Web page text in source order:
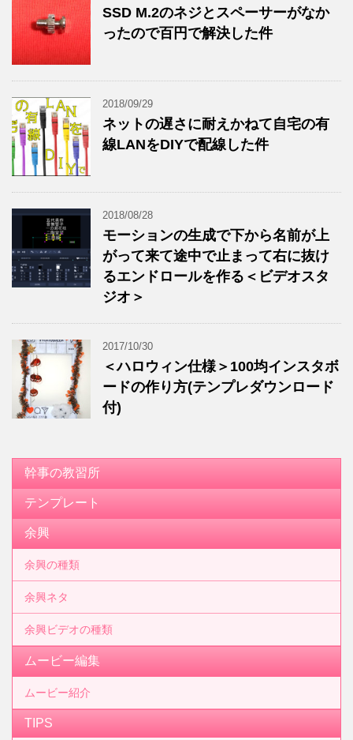
SSD M.2のネジとスペーサーがなか
ったので百円で解決した件
2018/09/29
ネットの遅さに耐えかねて自宅の有
線LANをDIYで配線した件
2018/08/28
モーションの生成で下から名前が上
がって来て途中で止まって右に抜け
るエンドロールを作る＜ビデオスタ
ジオ＞
2017/10/30
＜ハロウィン仕様＞100均インスタボ
ードの作り方(テンプレダウンロード
付)
幹事の教習所
テンプレート
余興
余興の種類
余興ネタ
余興ビデオの種類
ムービー編集
ムービー紹介
TIPS